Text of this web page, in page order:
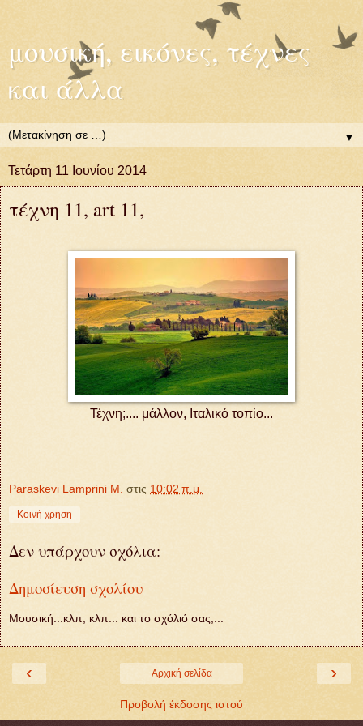
μουσική, εικόνες, τέχνες
και άλλα
▼
Τετάρτη 11 Ιουνίου 2014
τέχνη 11, art 11,
Τέχνη;.... μάλλον, Ιταλικό τοπίο...
Paraskevi Lamprini M. στις 10:02 π.μ.
Κοινή χρήση
Δεν υπάρχουν σχόλια:
Δημοσίευση σχολίου
Μουσική...κλπ, κλπ... και το σχόλιό σας;...
‹ ›
Αρχική σελίδα
Προβολή έκδοσης ιστού